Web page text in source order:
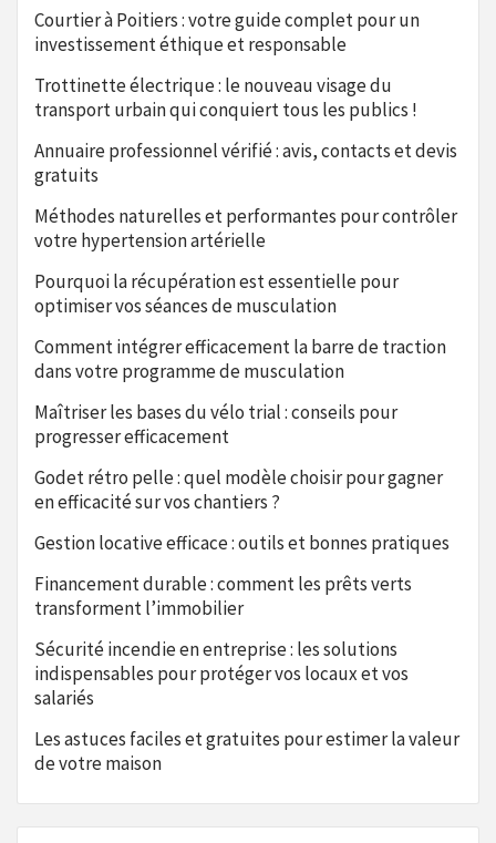
Courtier à Poitiers : votre guide complet pour un
investissement éthique et responsable
Trottinette électrique : le nouveau visage du
transport urbain qui conquiert tous les publics !
Annuaire professionnel vérifié : avis, contacts et devis
gratuits
Méthodes naturelles et performantes pour contrôler
votre hypertension artérielle
Pourquoi la récupération est essentielle pour
optimiser vos séances de musculation
Comment intégrer efficacement la barre de traction
dans votre programme de musculation
Maîtriser les bases du vélo trial : conseils pour
progresser efficacement
Godet rétro pelle : quel modèle choisir pour gagner
en efficacité sur vos chantiers ?
Gestion locative efficace : outils et bonnes pratiques
Financement durable : comment les prêts verts
transforment l’immobilier
Sécurité incendie en entreprise : les solutions
indispensables pour protéger vos locaux et vos
salariés
Les astuces faciles et gratuites pour estimer la valeur
de votre maison